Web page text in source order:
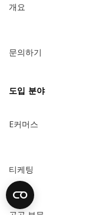
개요
문의하기
도입 분야
E커머스
티케팅